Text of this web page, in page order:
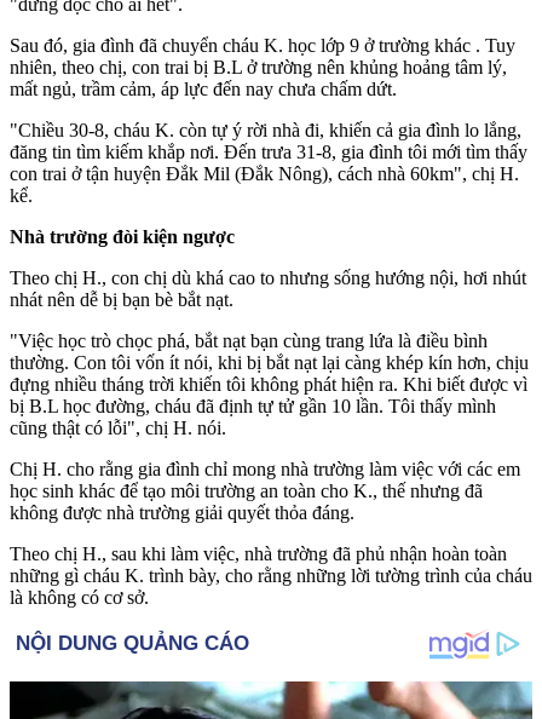
Sau đó, gia đình đã chuyển cháu K. học lớp 9 ở trường khác . Tuy
nhiên, theo chị, con trai bị B.L ở trường nên khủng hoảng tâm lý,
mất ngủ, trầm cảm, áp lực đến nay chưa chấm dứt.
"Chiều 30-8, cháu K. còn tự ý rời nhà đi, khiến cả gia đình lo lắng,
đăng tin tìm kiếm khắp nơi. Đến trưa 31-8, gia đình tôi mới tìm thấy
con trai ở tận huyện Đắk Mil (Đắk Nông), cách nhà 60km", chị H.
kể.
Nhà trường đòi kiện ngược
Theo chị H., con chị dù khá cao to nhưng sống hướng nội, hơi nhút
nhát nên dễ bị bạn bè bắt nạt.
"Việc học trò chọc phá, bắt nạt bạn cùng trang lứa là điều bình
thường. Con tôi vốn ít nói, khi bị bắt nạt lại càng khép kín hơn, chịu
đựng nhiều tháng trời khiến tôi không phát hiện ra. Khi biết được vì
bị B.L học đường, cháu đã định t‌ּự t‌ּử gần 10 lần. Tôi thấy mình
cũng thật có lỗi", chị H. nói.
Chị H. cho rằng gia đình chỉ mong nhà trường làm việc với các em
học sinh khác để tạo môi trường an toàn cho K., thế nhưng đã
không được nhà trường giải quyết thỏa đáng.
Theo chị H., sau khi làm việc, nhà trường đã phủ nhận hoàn toàn
những gì cháu K. trình bày, cho rằng những lời tường trình của cháu
là không có cơ sở.